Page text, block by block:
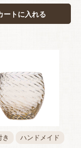
ートに入れる
き
ハンドメイド